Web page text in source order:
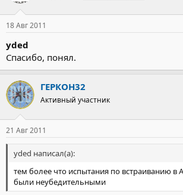
18 Авг 2011
yded
Спасибо, понял.
ГЕРКОН32
Активный участник
21 Авг 2011
yded написал(а):
тем более что испытания по встраиванию в
были неубедительными